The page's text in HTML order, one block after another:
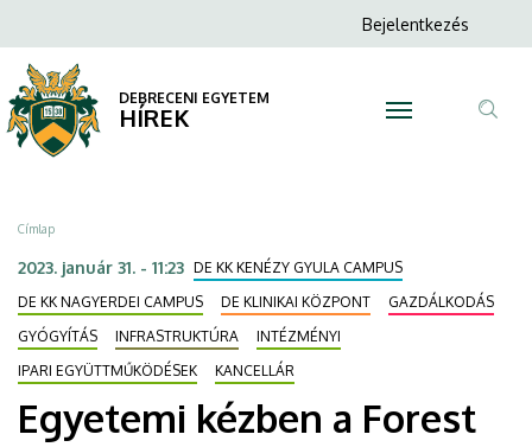
kézben
a
Forest
Offices
DEBRECENI
EGYETEM
a
tartalomra
Anonim
menüje
Bejelentkezés
DEBRECENI EGYETEM
HÍREK
Morzsa
Címlap
2023. január 31. - 11:23 DE KK KENÉZY GYULA CAMPUS
DE KK NAGYERDEI CAMPUS
DE KLINIKAI KÖZPONT
GAZDÁLKODÁS
GYÓGYÍTÁS
INFRASTRUKTÚRA
INTÉZMÉNYI
IPARI EGYÜTTMŰKÖDÉSEK
KANCELLÁR
Egyetemi kézben a Forest